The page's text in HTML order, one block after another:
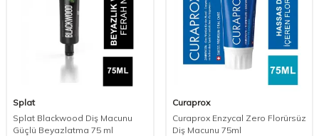
Splat
Splat Blackwood Diş Macunu
Güçlü Beyazlatma 75 ml
Curaprox
Curaprox Enzycal Zero Florürsüz
Diş Macunu 75ml